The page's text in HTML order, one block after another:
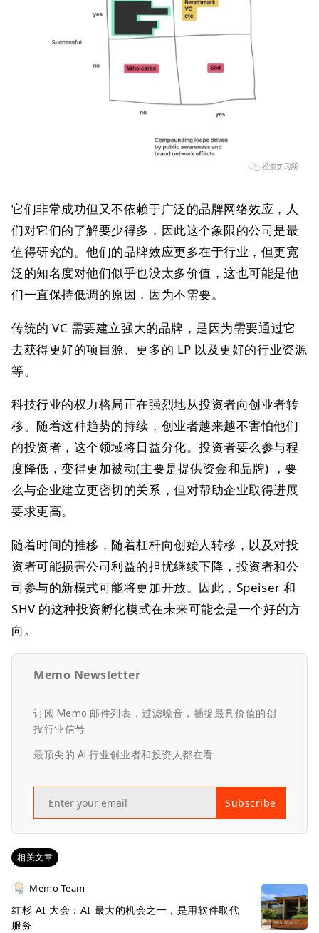
它们非常成功但又不依赖于广泛的品牌网络效应，人
们对它们的了解要少得多，因此这个象限的公司是最
值得研究的。他们的品牌效应更多在于行业，但更宽
泛的知名度对他们似乎也没太多价值，这也可能是他
们一直保持低调的原因，因为不需要。
传统的 VC 需要建立强大的品牌，是因为需要通过它
去获得更好的项目源、更多的 LP 以及更好的行业资源
等。
科技行业的权力格局正在强烈地从投资者向创业者转
移。随着这种趋势的持续，创业者越来越不害怕他们
的投资者，这个领域将日益分化。投资者要么参与程
度降低，变得更加被动(主要是提供资金和品牌) ，要
么与企业建立更密切的关系，但对帮助企业取得进展
要求更高。
随着时间的推移，随着杠杆向创始人转移，以及对投
资者可能损害公司利益的担忧继续下降，投资者和公
司参与的新模式可能将更加开放。因此，Speiser 和
SHV 的这种投资孵化模式在未来可能会是一个好的方
向。
Memo Newsletter
订阅 Memo 邮件列表，过滤噪音，捕捉最具价值的创
投行业信号
最顶尖的 AI 行业创业者和投资人都在看
Subscribe
相关文章
Memo Team
红杉 AI 大会：AI 最大的机会之一，是用软件取代
服务